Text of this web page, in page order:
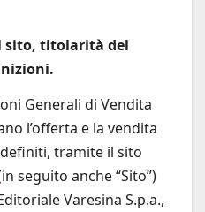
sito, titolarità del
Generali di Vendita
l’offerta e la vendita
tramite il sito
seguito anche “Sito”)
Varesina S.p.a.,